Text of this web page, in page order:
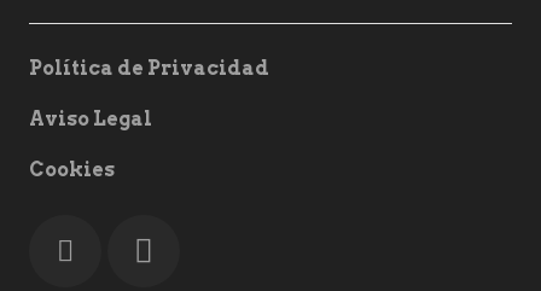
Política de Privacidad
Aviso Legal
Cookies